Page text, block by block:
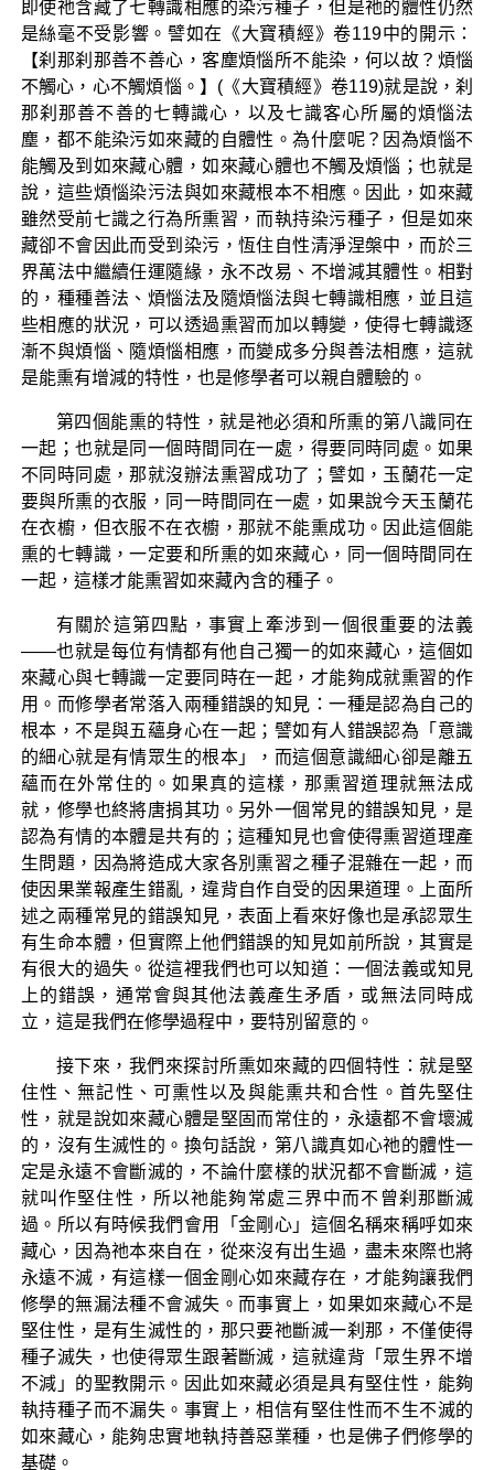
即使祂含藏了七轉識相應的染污種子，但是祂的體性仍然
是絲毫不受影響。譬如在《大寶積經》卷119中的開示：
【刹那刹那善不善心，客塵煩惱所不能染，何以故？煩惱
不觸心，心不觸煩惱。】(《大寶積經》卷119)就是說，刹
那刹那善不善的七轉識心，以及七識客心所屬的煩惱法
塵，都不能染污如來藏的自體性。為什麼呢？因為煩惱不
能觸及到如來藏心體，如來藏心體也不觸及煩惱；也就是
說，這些煩惱染污法與如來藏根本不相應。因此，如來藏
雖然受前七識之行為所熏習，而執持染污種子，但是如來
藏卻不會因此而受到染污，恆住自性清淨涅槃中，而於三
界萬法中繼續任運隨緣，永不改易、不增減其體性。相對
的，種種善法、煩惱法及隨煩惱法與七轉識相應，並且這
些相應的狀況，可以透過熏習而加以轉變，使得七轉識逐
漸不與煩惱、隨煩惱相應，而變成多分與善法相應，這就
是能熏有增減的特性，也是修學者可以親自體驗的。
第四個能熏的特性，就是祂必須和所熏的第八識同在
一起；也就是同一個時間同在一處，得要同時同處。如果
不同時同處，那就沒辦法熏習成功了；譬如，玉蘭花一定
要與所熏的衣服，同一時間同在一處，如果說今天玉蘭花
在衣櫥，但衣服不在衣櫥，那就不能熏成功。因此這個能
熏的七轉識，一定要和所熏的如來藏心，同一個時間同在
一起，這樣才能熏習如來藏內含的種子。
有關於這第四點，事實上牽涉到一個很重要的法義
——也就是每位有情都有他自己獨一的如來藏心，這個如
來藏心與七轉識一定要同時在一起，才能夠成就熏習的作
用。而修學者常落入兩種錯誤的知見：一種是認為自己的
根本，不是與五蘊身心在一起；譬如有人錯誤認為「意識
的細心就是有情眾生的根本」，而這個意識細心卻是離五
蘊而在外常住的。如果真的這樣，那熏習道理就無法成
就，修學也終將唐捐其功。另外一個常見的錯誤知見，是
認為有情的本體是共有的；這種知見也會使得熏習道理產
生問題，因為將造成大家各別熏習之種子混雜在一起，而
使因果業報產生錯亂，違背自作自受的因果道理。上面所
述之兩種常見的錯誤知見，表面上看來好像也是承認眾生
有生命本體，但實際上他們錯誤的知見如前所說，其實是
有很大的過失。從這裡我們也可以知道：一個法義或知見
上的錯誤，通常會與其他法義產生矛盾，或無法同時成
立，這是我們在修學過程中，要特別留意的。
接下來，我們來探討所熏如來藏的四個特性：就是堅
住性、無記性、可熏性以及與能熏共和合性。首先堅住
性，就是說如來藏心體是堅固而常住的，永遠都不會壞滅
的，沒有生滅性的。換句話說，第八識真如心祂的體性一
定是永遠不會斷滅的，不論什麼樣的狀況都不會斷滅，這
就叫作堅住性，所以祂能夠常處三界中而不曾刹那斷滅
過。所以有時候我們會用「金剛心」這個名稱來稱呼如來
藏心，因為祂本來自在，從來沒有出生過，盡未來際也將
永遠不滅，有這樣一個金剛心如來藏存在，才能夠讓我們
修學的無漏法種不會滅失。而事實上，如果如來藏心不是
堅住性，是有生滅性的，那只要祂斷滅一刹那，不僅使得
種子滅失，也使得眾生跟著斷滅，這就違背「眾生界不增
不減」的聖教開示。因此如來藏必須是具有堅住性，能夠
執持種子而不漏失。事實上，相信有堅住性而不生不滅的
如來藏心，能夠忠實地執持善惡業種，也是佛子們修學的
基礎。